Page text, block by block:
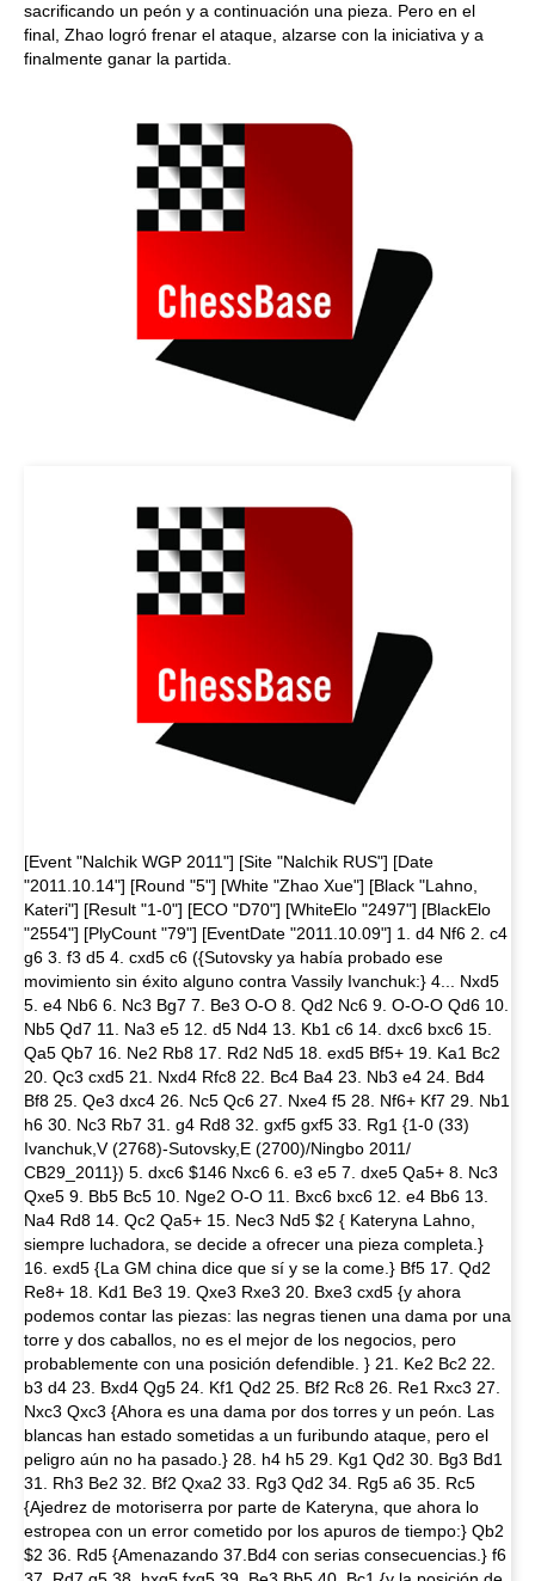
sacrificando un peón y a continuación una pieza. Pero en el
final, Zhao logró frenar el ataque, alzarse con la iniciativa y a
finalmente ganar la partida.
[Event "Nalchik WGP 2011"] [Site "Nalchik RUS"] [Date
"2011.10.14"] [Round "5"] [White "Zhao Xue"] [Black "Lahno,
Kateri"] [Result "1-0"] [ECO "D70"] [WhiteElo "2497"] [BlackElo
"2554"] [PlyCount "79"] [EventDate "2011.10.09"] 1. d4 Nf6 2. c4
g6 3. f3 d5 4. cxd5 c6 ({Sutovsky ya había probado ese
movimiento sin éxito alguno contra Vassily Ivanchuk:} 4... Nxd5
5. e4 Nb6 6. Nc3 Bg7 7. Be3 O-O 8. Qd2 Nc6 9. O-O-O Qd6 10.
Nb5 Qd7 11. Na3 e5 12. d5 Nd4 13. Kb1 c6 14. dxc6 bxc6 15.
Qa5 Qb7 16. Ne2 Rb8 17. Rd2 Nd5 18. exd5 Bf5+ 19. Ka1 Bc2
20. Qc3 cxd5 21. Nxd4 Rfc8 22. Bc4 Ba4 23. Nb3 e4 24. Bd4
Bf8 25. Qe3 dxc4 26. Nc5 Qc6 27. Nxe4 f5 28. Nf6+ Kf7 29. Nb1
h6 30. Nc3 Rb7 31. g4 Rd8 32. gxf5 gxf5 33. Rg1 {1-0 (33)
Ivanchuk,V (2768)-Sutovsky,E (2700)/Ningbo 2011/
CB29_2011}) 5. dxc6 $146 Nxc6 6. e3 e5 7. dxe5 Qa5+ 8. Nc3
Qxe5 9. Bb5 Bc5 10. Nge2 O-O 11. Bxc6 bxc6 12. e4 Bb6 13.
Na4 Rd8 14. Qc2 Qa5+ 15. Nec3 Nd5 $2 { Kateryna Lahno,
siempre luchadora, se decide a ofrecer una pieza completa.}
16. exd5 {La GM china dice que sí y se la come.} Bf5 17. Qd2
Re8+ 18. Kd1 Be3 19. Qxe3 Rxe3 20. Bxe3 cxd5 {y ahora
podemos contar las piezas: las negras tienen una dama por una
torre y dos caballos, no es el mejor de los negocios, pero
probablemente con una posición defendible. } 21. Ke2 Bc2 22.
b3 d4 23. Bxd4 Qg5 24. Kf1 Qd2 25. Bf2 Rc8 26. Re1 Rxc3 27.
Nxc3 Qxc3 {Ahora es una dama por dos torres y un peón. Las
blancas han estado sometidas a un furibundo ataque, pero el
peligro aún no ha pasado.} 28. h4 h5 29. Kg1 Qd2 30. Bg3 Bd1
31. Rh3 Be2 32. Bf2 Qxa2 33. Rg3 Qd2 34. Rg5 a6 35. Rc5
{Ajedrez de motoriserra por parte de Kateryna, que ahora lo
estropea con un error cometido por los apuros de tiempo:} Qb2
$2 36. Rd5 {Amenazando 37.Bd4 con serias consecuencias.} f6